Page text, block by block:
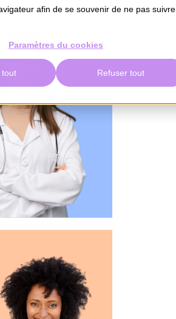
afin de se souvenir de ne pas suivre
Paramètres du cookies
tout Refuser tout